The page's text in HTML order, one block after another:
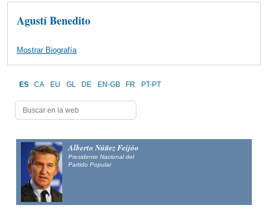
Agustí Benedito
Mostrar Biografía
ES CA EU GL DE EN-GB FR PT-PT
Alberto Núñez Feijóo
Presidente Nacional del
Partido Popular